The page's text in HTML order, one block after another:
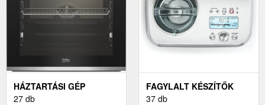
HÁZTARTÁSI GÉP
SZETTEK
27 db
FAGYLALT KÉSZÍTŐK
37 db